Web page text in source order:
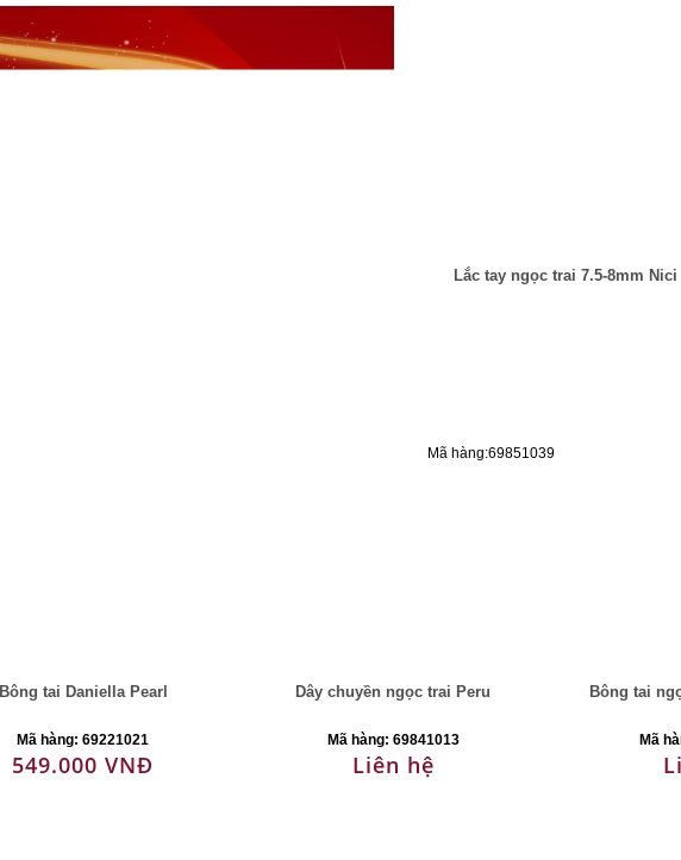
Lắc tay ngọc trai 7.5-8mm Nici
Mã hàng:69851039
Bông tai Daniella Pearl
Mã hàng: 69221021
549.000 VNĐ
Dây chuyền ngọc trai Peru
Mã hàng: 69841013
Liên hệ
Bông tai
Mã